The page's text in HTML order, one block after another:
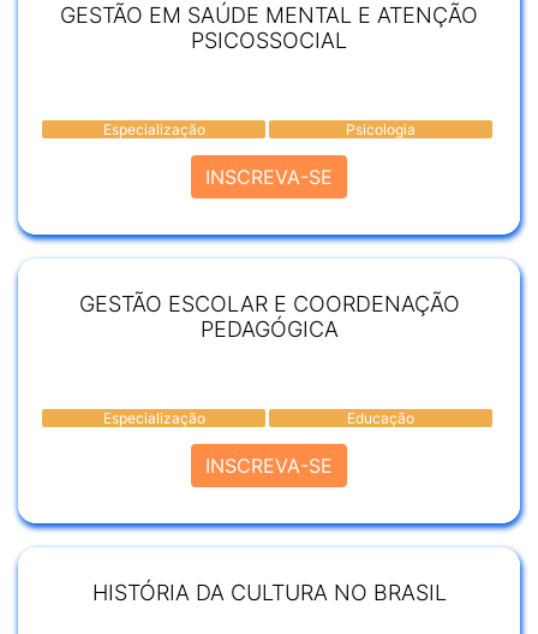
GESTÃO EM SAÚDE MENTAL E ATENÇÃO
PSICOSSOCIAL
Especialização Psicologia
INSCREVA-SE
GESTÃO ESCOLAR E COORDENAÇÃO
PEDAGÓGICA
Especialização Educação
INSCREVA-SE
HISTÓRIA DA CULTURA NO BRASIL